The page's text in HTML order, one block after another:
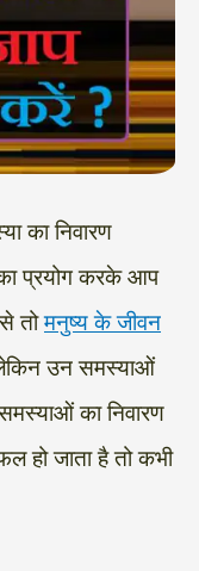
का निवारण
प्रयोग करके आप
तोमनुष्य के जीवन
लेकिन उन समस्याओं
का निवारण
हो जाता है तो कभी